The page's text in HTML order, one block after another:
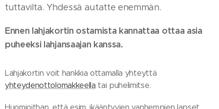
tuttavilta. Yhdessä autatte enemmän.
Ennen lahjakortin ostamista kannattaa ottaa asia
puheeksi lahjansaajan kanssa.
Lahjakortin voit hankkia ottamalla yhteyttä
yhteydenottolomakkeella tai puhelimitse.